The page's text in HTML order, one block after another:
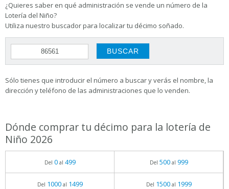
¿Quieres saber en qué administración se vende un número de la
Lotería del Niño?
Utiliza nuestro buscador para localizar tu décimo soñado.
Sólo tienes que introducir el número a buscar y verás el nombre, la
dirección y teléfono de las administraciones que lo venden.
Dónde comprar tu décimo para la lotería de
Niño 2026
Del 0al 499 Del 500al 999
Del 1000al 1499 Del 1500al 1999